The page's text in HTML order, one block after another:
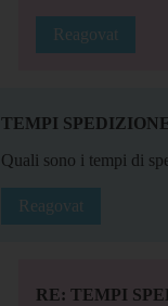
Reagovat
TEMPI
Quali sono i tempi di
Reagovat
RE: TEMPI